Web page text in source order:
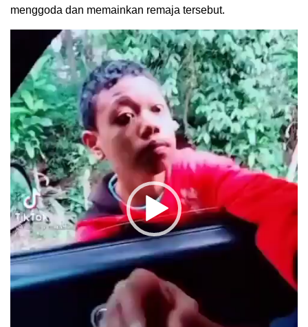
menggoda dan memainkan remaja tersebut.